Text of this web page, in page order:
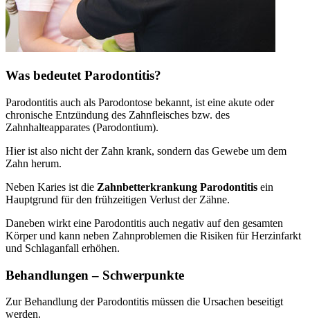
Was bedeutet Parodontitis?
Parodontitis auch als Parodontose bekannt, ist eine akute oder
chronische Entzündung des Zahnfleisches bzw. des
Zahnhalteapparates (Parodontium).
Hier ist also nicht der Zahn krank, sondern das Gewebe um dem
Zahn herum.
Neben Karies ist die Zahnbetterkrankung Parodontitis ein
Hauptgrund für den frühzeitigen Verlust der Zähne.
Daneben wirkt eine Parodontitis auch negativ auf den gesamten
Körper und kann neben Zahnproblemen die Risiken für Herzinfarkt
und Schlaganfall erhöhen.
Behandlungen – Schwerpunkte
Zur Behandlung der Parodontitis müssen die Ursachen beseitigt
werden.